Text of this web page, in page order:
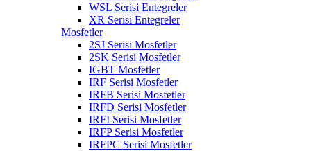
WSL Serisi Entegreler
XR Serisi Entegreler
Mosfetler
2SJ Serisi Mosfetler
2SK Serisi Mosfetler
IGBT Mosfetler
IRF Serisi Mosfetler
IRFB Serisi Mosfetler
IRFD Serisi Mosfetler
IRFI Serisi Mosfetler
IRFP Serisi Mosfetler
IRFPC Serisi Mosfetler